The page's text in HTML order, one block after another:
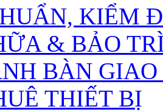
KIỂM
& BẢO
BÀN
THIẾT BỊ